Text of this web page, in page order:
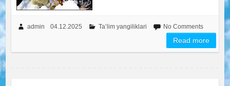
admin 04.12.2025 Ta’lim yangiliklari No Comments
Read more